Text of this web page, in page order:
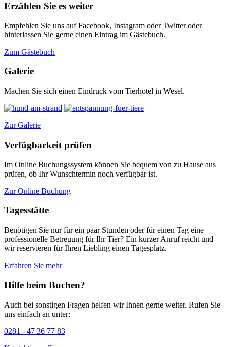
Erzählen Sie es weiter
Empfehlen Sie uns auf Facebook, Instagram oder Twitter oder
hinterlassen Sie gerne einen Eintrag im Gästebuch.
Zum Gästebuch
Galerie
Machen Sie sich einen Eindruck vom Tierhotel in Wesel.
Zur Galerie
Verfügbarkeit prüfen
Im Online Buchungssystem können Sie bequem von zu Hause aus
prüfen, ob Ihr Wunschtermin noch verfügbar ist.
Zur Online Buchung
Tagesstätte
Benötigen Sie nur für ein paar Stunden oder für einen Tag eine
professionelle Betreuung für Ihr Tier? Ein kurzer Anruf reicht und
wir reservieren für Ihren Liebling einen Tagesplatz.
Erfahren Sie mehr
Hilfe beim Buchen?
Auch bei sonstigen Fragen helfen wir Ihnen gerne weiter. Rufen Sie
uns einfach an unter:
0281 - 47 36 77 83